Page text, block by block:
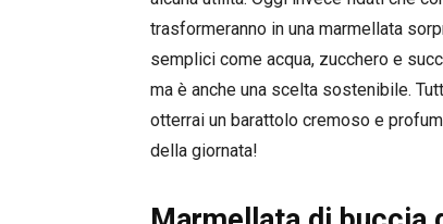
trasformeranno in una marmellata
semplici come acqua, zucchero e
ma è anche una scelta sostenibile.
otterrai un barattolo cremoso e
della giornata!